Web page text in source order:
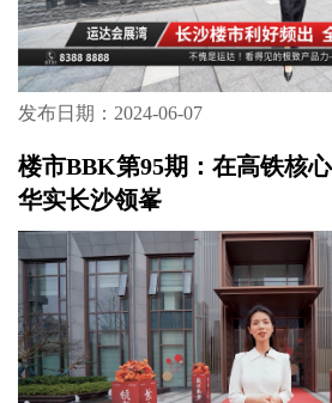
发布日期：2024-06-07
楼市BBK第95期：在高铁核
华实长沙领峯